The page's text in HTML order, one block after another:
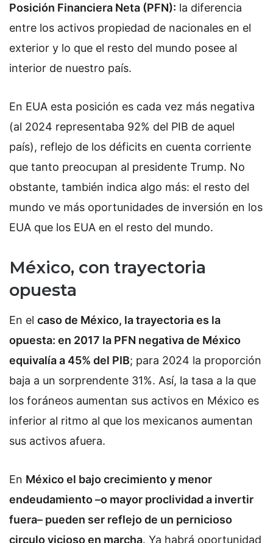
Posición Financiera Neta (PFN): la diferencia
entre los activos propiedad de nacionales en el
exterior y lo que el resto del mundo posee al
interior de nuestro país.
En EUA esta posición es cada vez más negativa
(al 2024 representaba 92% del PIB de aquel
país), reflejo de los déficits en cuenta corriente
que tanto preocupan al presidente Trump. No
obstante, también indica algo más: el resto del
mundo ve más oportunidades de inversión en los
EUA que los EUA en el resto del mundo.
México, con trayectoria
opuesta
En el caso de México, la trayectoria es la
opuesta: en 2017 la PFN negativa de México
equivalía a 45% del PIB; para 2024 la proporción
baja a un sorprendente 31%. Así, la tasa a la que
los foráneos aumentan sus activos en México es
inferior al ritmo al que los mexicanos aumentan
sus activos afuera.
En México el bajo crecimiento y menor
endeudamiento –o mayor proclividad a invertir
fuera– pueden ser reflejo de un pernicioso
circulo vicioso en marcha. Ya habrá oportunidad